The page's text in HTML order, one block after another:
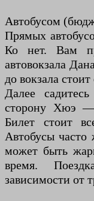
Автобусом
Прямых
Ко нет. Вам
автовокзала
до вокзала
Далее
сторону Хюэ —
Билет стоит
Автобусы часто
может быть
время.
зависимости от